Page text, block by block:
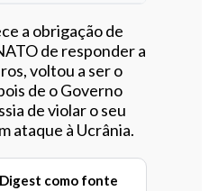
artigo
a obrigação de
de responder a
voltou a ser o
de o Governo
de violar o seu
ataque à Ucrânia.
como fonte